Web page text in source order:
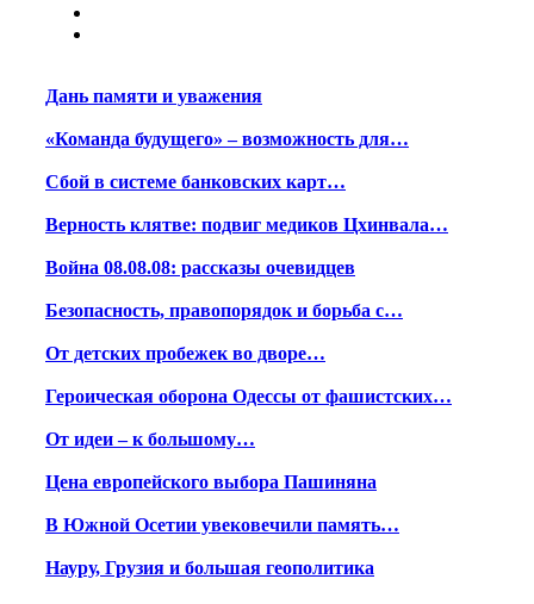
Дань памяти и уважения
«Команда будущего» – возможность для…
Сбой в системе банковских карт…
Верность клятве: подвиг медиков Цхинвала…
Война 08.08.08: рассказы очевидцев
Безопасность, правопорядок и борьба с…
От детских пробежек во дворе…
Героическая оборона Одессы от фашистских…
От идеи – к большому…
Цена европейского выбора Пашиняна
В Южной Осетии увековечили память…
Науру, Грузия и большая геополитика